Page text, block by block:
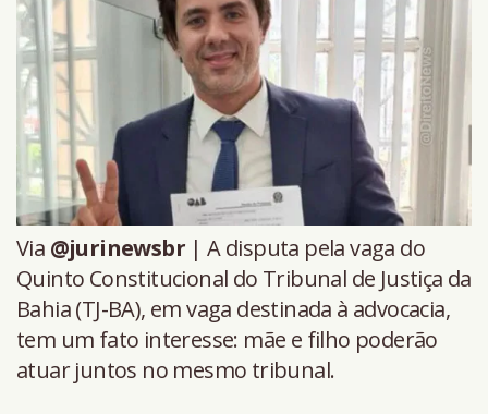
Via @jurinewsbr | A disputa pela vaga do
Quinto Constitucional do Tribunal de Justiça da
Bahia (TJ-BA), em vaga destinada à advocacia,
tem um fato interesse: mãe e filho poderão
atuar juntos no mesmo tribunal.